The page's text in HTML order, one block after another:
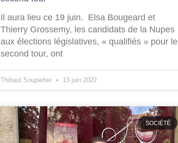
Il aura lieu ce 19 juin. Elsa Bougeard et
Thierry Grossemy, les candidats de la Nupes
aux élections législatives, « qualifiés » pour le
second tour, ont
Thibaut Souperbie 13 juin 2022
SOCIÉTÉ